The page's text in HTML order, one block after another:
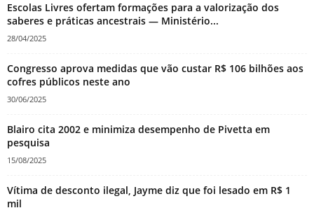
Escolas Livres ofertam formações para a valorização dos
saberes e práticas ancestrais — Ministério...
28/04/2025
Congresso aprova medidas que vão custar R$ 106 bilhões aos
cofres públicos neste ano
30/06/2025
Blairo cita 2002 e minimiza desempenho de Pivetta em
pesquisa
15/08/2025
Vítima de desconto ilegal, Jayme diz que foi lesado em R$ 1
mil